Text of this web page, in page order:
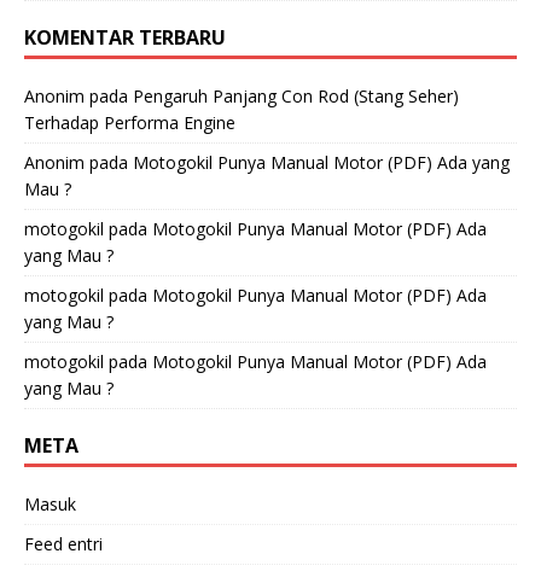
KOMENTAR TERBARU
Anonim pada Pengaruh Panjang Con Rod (Stang Seher)
Terhadap Performa Engine
Anonim pada Motogokil Punya Manual Motor (PDF) Ada yang
Mau ?
motogokil pada Motogokil Punya Manual Motor (PDF) Ada
yang Mau ?
motogokil pada Motogokil Punya Manual Motor (PDF) Ada
yang Mau ?
motogokil pada Motogokil Punya Manual Motor (PDF) Ada
yang Mau ?
META
Masuk
Feed entri